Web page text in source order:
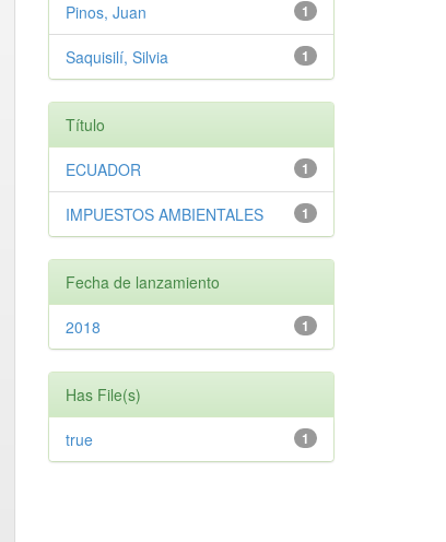
1
Pinos, Juan
1
Saquisilí, Silvia
Título
1
ECUADOR
1
IMPUESTOS AMBIENTALES
Fecha de lanzamiento
1
2018
Has File(s)
1
true